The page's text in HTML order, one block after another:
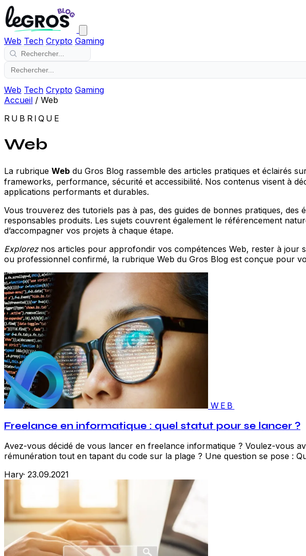
Web Tech Crypto Gaming
Web Tech Crypto Gaming
Accueil / Web
RUBRIQUE
Web
La rubrique Web du Gros Blog rassemble des articles pratiques et éclairés
frameworks, performance, sécurité et accessibilité. Nos contenus visent à
applications performants et durables.
Vous trouverez des tutoriels pas à pas, des guides de bonnes pratiques,
responsables produits. Les sujets couvrent également le référencement
d’accompagner vos projets à chaque étape.
Exploreznos articles pour approfondir vos compétences Web, rester à jour
ou professionnel confirmé, la rubrique Web du Gros Blog est conçue pour
WEB
Freelance en informatique : quel statut pour se lancer ?
Avez-vous décidé de vous lancer en freelance informatique ? Voulez-vous
rémunération tout en tapant du code sur la plage ? Une question se pose :
Hary· 23.09.2021